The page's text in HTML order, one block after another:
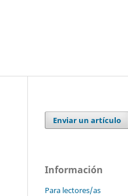
Enviar un artículo
Información
Para lectores/as